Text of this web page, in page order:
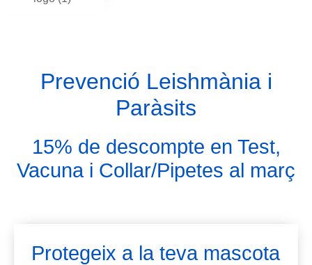
Prevenció Leishmània i
Paràsits
15% de descompte en Test,
Vacuna i Collar/Pipetes al març
Protegeix a la teva mascota